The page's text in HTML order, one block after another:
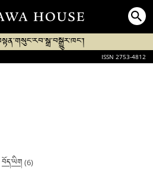
ISSN 2753-4812
བོད་ཡིག (6)